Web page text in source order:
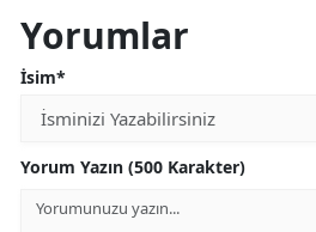
Yorumlar
İsim*
Yorum Yazın (500 Karakter)